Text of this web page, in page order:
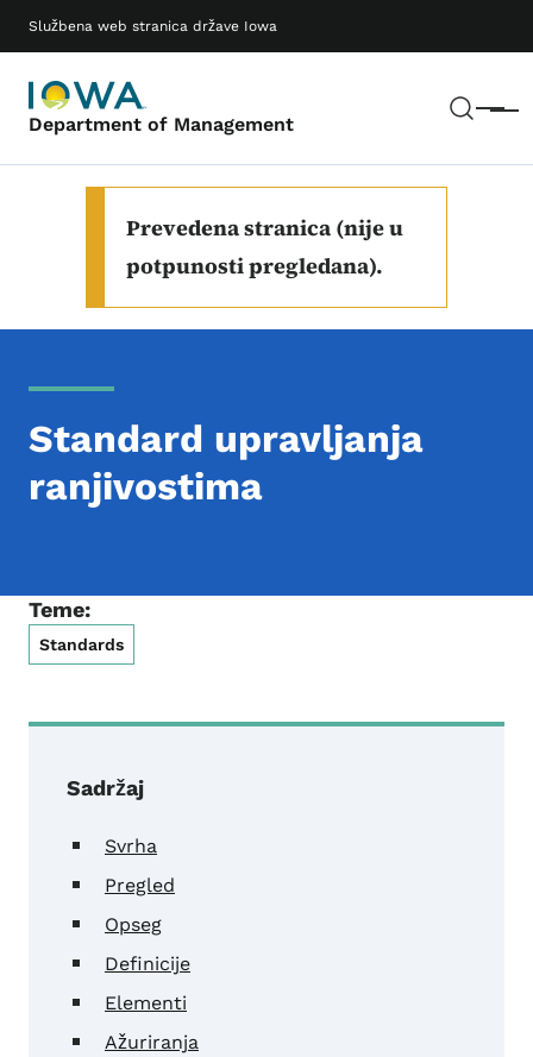
Službena web stranica države Iowa
Department of Management Meni
Main navigation
Prevedena stranica (nije u
potpunosti pregledana).
Standard upravljanja
ranjivostima
Teme:
Standards
Sadržaj
Svrha
Pregled
Opseg
Definicije
Elementi
Ažuriranja